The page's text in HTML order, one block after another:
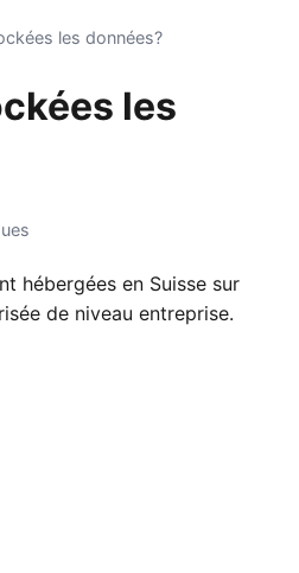
les données?
les
hébergées en Suisse sur
de niveau entreprise.